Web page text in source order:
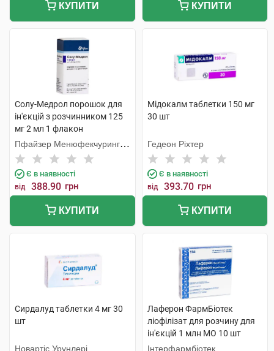
КУПИТИ КУПИТИ
Солу-Медрол порошок для
ін'єкцій з розчинником 125
мг 2 мл 1 флакон
Пфайзер Менюфекчуринг
Бельгія
Є в наявності
від 388.90 грн
КУПИТИ
Мідокалм таблетки 150 мг
30 шт
Гедеон Ріхтер
Є в наявності
від 393.70 грн
КУПИТИ
Сирдалуд таблетки 4 мг 30
шт
Новартіс Урунлері
Лаферон ФармБіотек
ліофілізат для розчину для
ін'єкцій 1 млн МО 10 шт
Інтерфармбіотек